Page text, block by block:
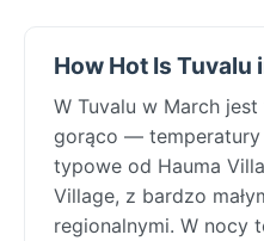
How Hot Is Tuvalu
W Tuvalu w March
gorąco — temperatury
typowe od Hauma
Village, z bardzo
regionalnymi. W nocy